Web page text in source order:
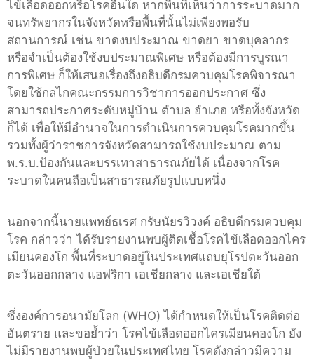
ไข้เลือดออกหรือโรคอื่นใด หากพื้นที่เห็นว่าการระบาดมาก
จนทรัพยากรในจังหวัดหรือพื้นที่นั้นไม่เพียงพอรับ
สถานการณ์ เช่น ขาดงบประมาณ ขาดยา ขาดบุคลากร
หรือจำเป็นต้องใช้งบประมาณพิเศษ หรือต้องมีการบูรณา
การพิเศษ ก็ให้เสนอเรื่องถึงอธิบดีกรมควบคุมโรคพิจารณา
โดยใช้กลไกคณะกรรมการวิชาการออกประกาศ ซึ่ง
สามารถประกาศระดับหมู่บ้าน ตำบล อำเภอ หรือทั้งจังหวัด
ก็ได้ เพื่อให้มีอำนาจในการดำเนินการควบคุมโรคมากขึ้น
รวมทั้งผู้ว่าราชการจังหวัดสามารถใช้งบประมาณ ตาม
พ.ร.บ.ป้องกันและบรรเทาสาธารณภัยได้ เนื่องจากโรค
ระบาดในคนถือเป็นสาธารณภัยรูปแบบหนึ่ง
นอกจากนี้นายแพทย์ธเรศ กรัษนัยรวิวงค์ อธิบดีกรมควบคุม
โรค กล่าวว่า ได้รับรายงานพบผู้ติดเชื้อโรคไข้เลือดออกไคร
เมียนคองโก พื้นที่ระบาดอยู่ในประเทศแถบยุโรปตะวันออก
ตะวันออกกลาง แอฟริกา เอเชียกลาง และเอเชียใต้
ซึ่งองค์การอนามัยโลก (WHO) ได้กำหนดให้เป็นโรคติดต่อ
อันตราย และขอย้ำว่า โรคไข้เลือดออกไครเมียนคองโก ยัง
ไม่มีรายงานพบผู้ป่วยในประเทศไทย โรคดังกล่าวมีความ